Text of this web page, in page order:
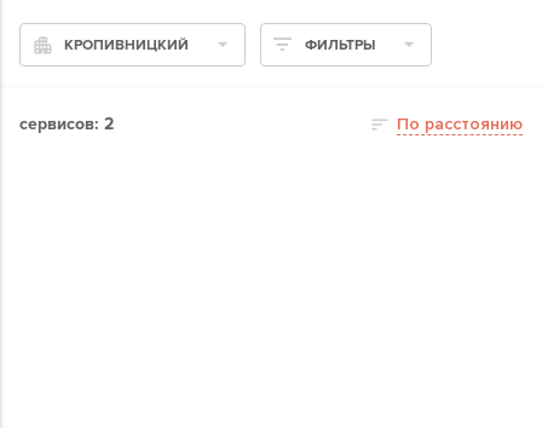
КРОПИВНИЦКИЙ ФИЛЬТРЫ
сервисов: 2 По расстоянию